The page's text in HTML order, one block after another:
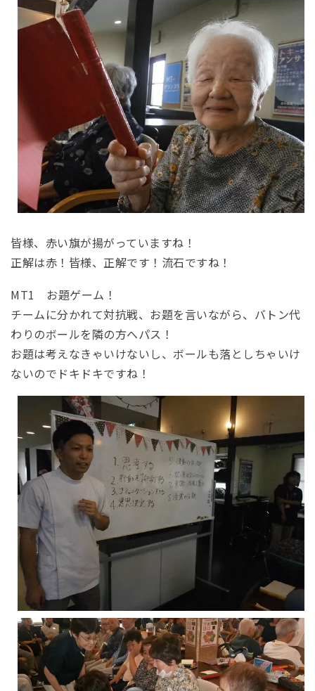
皆様、赤い旗が揚がっていますね！
正解は赤！皆様、正解です！流石ですね！
MT1 お題ゲーム！
チームに分かれて対抗戦、お題を言いながら、バトン代
わりのボールを隣の方へパス！
お題は考えなきゃいけないし、ボールも落としちゃいけ
ないのでドキドキですね！